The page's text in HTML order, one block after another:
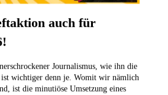
Produkt nach Vorbild der Natur. Daher
(130 mg), Calcium (110 mg),
& Beta-Glucan (40 mg).
Gluten, Laktose oder
erwünschte Wirkstoffe aus veganer
auch für
Journalismus, wie ihn die
wichtiger denn je. Womit wir nämlich
ist die minutiöse Umsetzung eines